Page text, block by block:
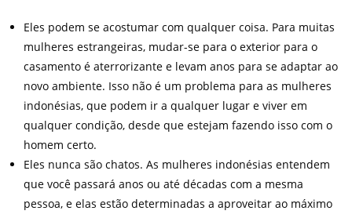
Eles podem se acostumar com qualquer coisa. Para muitas
mulheres estrangeiras, mudar-se para o exterior para o
casamento é aterrorizante e levam anos para se adaptar ao
novo ambiente. Isso não é um problema para as mulheres
indonésias, que podem ir a qualquer lugar e viver em
qualquer condição, desde que estejam fazendo isso com o
homem certo.
Eles nunca são chatos. As mulheres indonésias entendem
que você passará anos ou até décadas com a mesma
pessoa, e elas estão determinadas a aproveitar ao máximo